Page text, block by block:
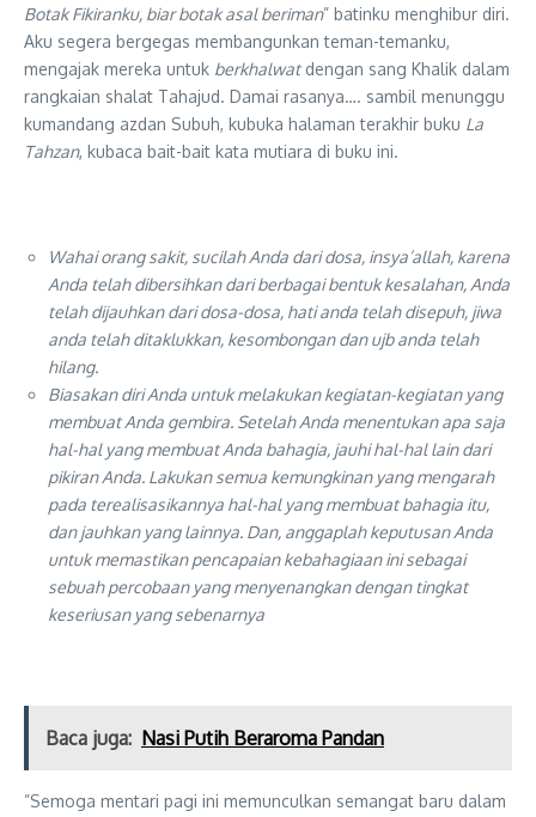
Botak Fikiranku, biar botak asal beriman” batinku menghibur diri.
Aku segera bergegas membangunkan teman-temanku,
mengajak mereka untuk berkhalwatdengan sang Khalik dalam
rangkaian shalat Tahajud. Damai rasanya…. sambil menunggu
kumandang azdan Subuh, kubuka halaman terakhir buku La
Tahzan, kubaca bait-bait kata mutiara di buku ini.
Wahai orang sakit, sucilah Anda dari dosa, insya’allah, karena
Anda telah dibersihkan dari berbagai bentuk kesalahan, Anda
telah dijauhkan dari dosa-dosa, hati anda telah disepuh, jiwa
anda telah ditaklukkan, kesombongan dan ujb anda telah
hilang.
Biasakan diri Anda untuk melakukan kegiatan-kegiatan yang
membuat Anda gembira. Setelah Anda menentukan apa saja
hal-hal yang membuat Anda bahagia, jauhi hal-hal lain dari
pikiran Anda. Lakukan semua kemungkinan yang mengarah
pada terealisasikannya hal-hal yang membuat bahagia itu,
dan jauhkan yang lainnya. Dan, anggaplah keputusan Anda
untuk memastikan pencapaian kebahagiaan ini sebagai
sebuah percobaan yang menyenangkan dengan tingkat
keseriusan yang sebenarnya
Baca juga: Nasi Putih Beraroma Pandan
”Semoga mentari pagi ini memunculkan semangat baru dalam